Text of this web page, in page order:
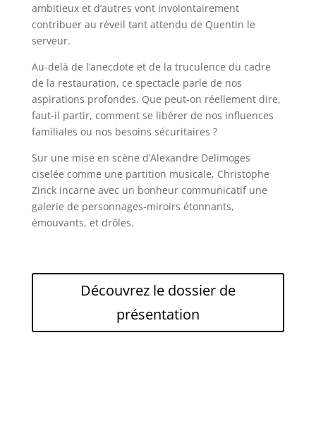
ambitieux et d’autres vont involontairement
contribuer au réveil tant attendu de Quentin le
serveur.
Au-delà de l’anecdote et de la truculence du cadre
de la restauration, ce spectacle parle de nos
aspirations profondes. Que peut-on réellement dire,
faut-il partir, comment se libérer de nos influences
familiales ou nos besoins sécuritaires ?
Sur une mise en scène d’Alexandre Delimoges
ciselée comme une partition musicale, Christophe
Zinck incarne avec un bonheur communicatif une
galerie de personnages-miroirs étonnants,
émouvants, et drôles.
Découvrez le dossier de
présentation